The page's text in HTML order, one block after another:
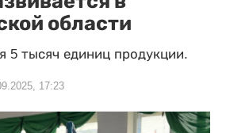
области
5 тысяч единиц продукции.
17:23